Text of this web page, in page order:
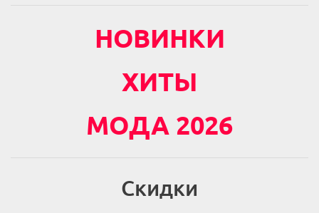
НОВИНКИ
ХИТЫ
МОДА 2026
Скидки